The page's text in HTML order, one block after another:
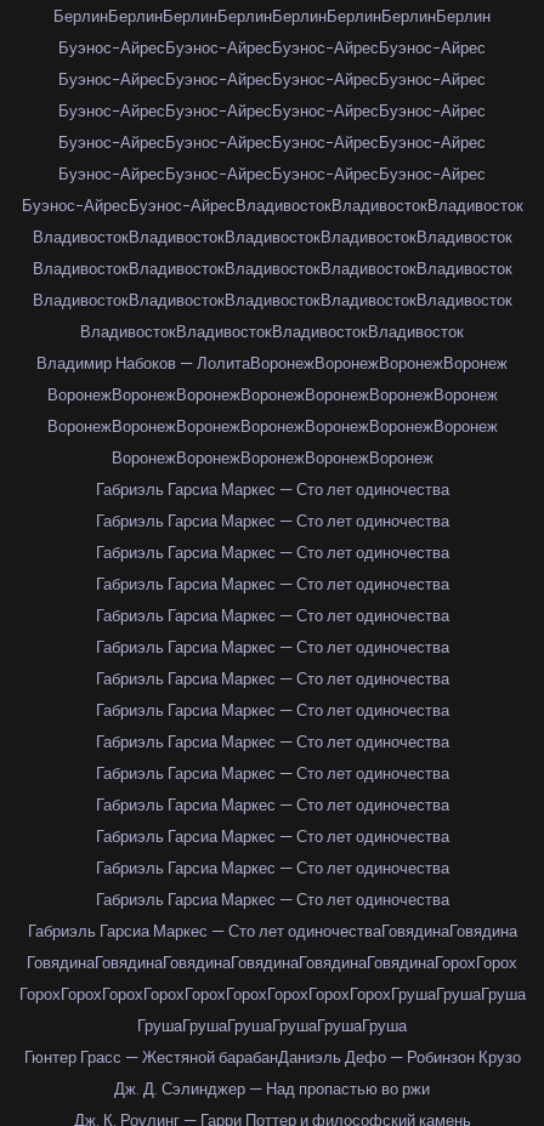
БерлинБерлинБерлинБерлинБерлинБерлинБерлинБерлин
Буэнос-АйресБуэнос-АйресБуэнос-АйресБуэнос-Айрес
Буэнос-АйресБуэнос-АйресБуэнос-АйресБуэнос-Айрес
Буэнос-АйресБуэнос-АйресБуэнос-АйресБуэнос-Айрес
Буэнос-АйресБуэнос-АйресБуэнос-АйресБуэнос-Айрес
Буэнос-АйресБуэнос-АйресБуэнос-АйресБуэнос-Айрес
Буэнос-АйресБуэнос-АйресВладивостокВладивостокВладивосток
ВладивостокВладивостокВладивостокВладивостокВладивосток
ВладивостокВладивостокВладивостокВладивостокВладивосток
ВладивостокВладивостокВладивостокВладивостокВладивосток
ВладивостокВладивостокВладивостокВладивосток
Владимир Набоков — ЛолитаВоронежВоронежВоронежВоронеж
ВоронежВоронежВоронежВоронежВоронежВоронежВоронеж
ВоронежВоронежВоронежВоронежВоронежВоронежВоронеж
ВоронежВоронежВоронежВоронежВоронеж
Габриэль Гарсиа Маркес — Сто лет одиночества
Габриэль Гарсиа Маркес — Сто лет одиночества
Габриэль Гарсиа Маркес — Сто лет одиночества
Габриэль Гарсиа Маркес — Сто лет одиночества
Габриэль Гарсиа Маркес — Сто лет одиночества
Габриэль Гарсиа Маркес — Сто лет одиночества
Габриэль Гарсиа Маркес — Сто лет одиночества
Габриэль Гарсиа Маркес — Сто лет одиночества
Габриэль Гарсиа Маркес — Сто лет одиночества
Габриэль Гарсиа Маркес — Сто лет одиночества
Габриэль Гарсиа Маркес — Сто лет одиночества
Габриэль Гарсиа Маркес — Сто лет одиночества
Габриэль Гарсиа Маркес — Сто лет одиночества
Габриэль Гарсиа Маркес — Сто лет одиночества
Габриэль Гарсиа Маркес — Сто лет одиночестваГовядинаГовядина
ГовядинаГовядинаГовядинаГовядинаГовядинаГовядинаГорохГорох
ГорохГорохГорохГорохГорохГорохГорохГорохГорохГрушаГрушаГруша
ГрушаГрушаГрушаГрушаГрушаГруша
Гюнтер Грасс — Жестяной барабанДаниэль Дефо — Робинзон Крузо
Дж. Д. Сэлинджер — Над пропастью во ржи
Дж. К. Роулинг — Гарри Поттер и философский камень